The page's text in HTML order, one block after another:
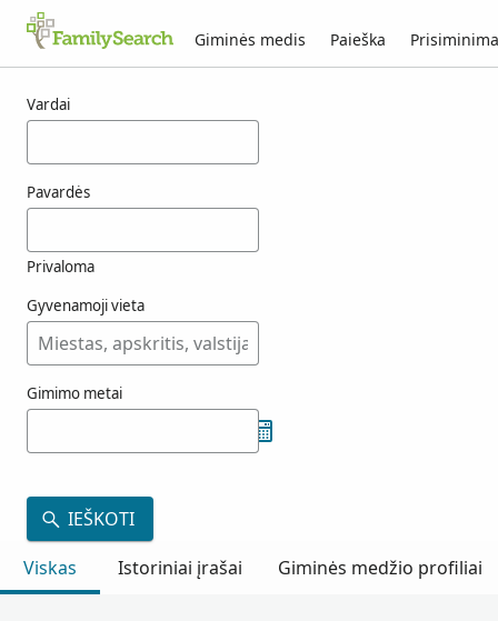
Giminės medis Paieška
Vardai
Pavardės
Privaloma
Gyvenamoji vieta
Gimimo metai
IEŠKOTI
Viskas
Istoriniai įrašai Giminės medžio profiliai